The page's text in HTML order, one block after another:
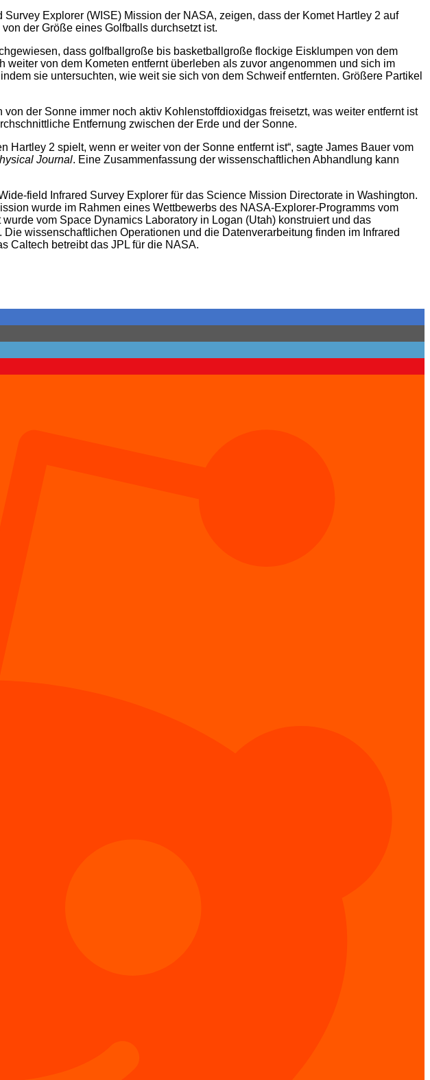
Explorer (WISE) Mission der NASA, zeigen, dass der Komet Hartley 2 auf
der Größe eines Golfballs durchsetzt ist.
dass golfballgroße bis basketballgroße flockige Eisklumpen von dem
von dem Kometen entfernt überleben als zuvor angenommen und sich im
sie untersuchten, wie weit sie sich von dem Schweif entfernten. Größere Partikel
der Sonne immer noch aktiv Kohlenstoffdioxidgas freisetzt, was weiter entfernt ist
Entfernung zwischen der Erde und der Sonne.
2 spielt, wenn er weiter von der Sonne entfernt ist“, sagte James Bauer vom
Journal. Eine Zusammenfassung der wissenschaftlichen Abhandlung kann
field Infrared Survey Explorer für das Science Mission Directorate in Washington.
wurde im Rahmen eines Wettbewerbs des NASA-Explorer-Programms vom
vom Space Dynamics Laboratory in Logan (Utah) konstruiert und das
wissenschaftlichen Operationen und die Datenverarbeitung finden im Infrared
Caltech betreibt das JPL für die NASA.